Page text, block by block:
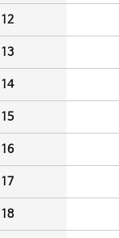
12
13
14
15
16
17
18